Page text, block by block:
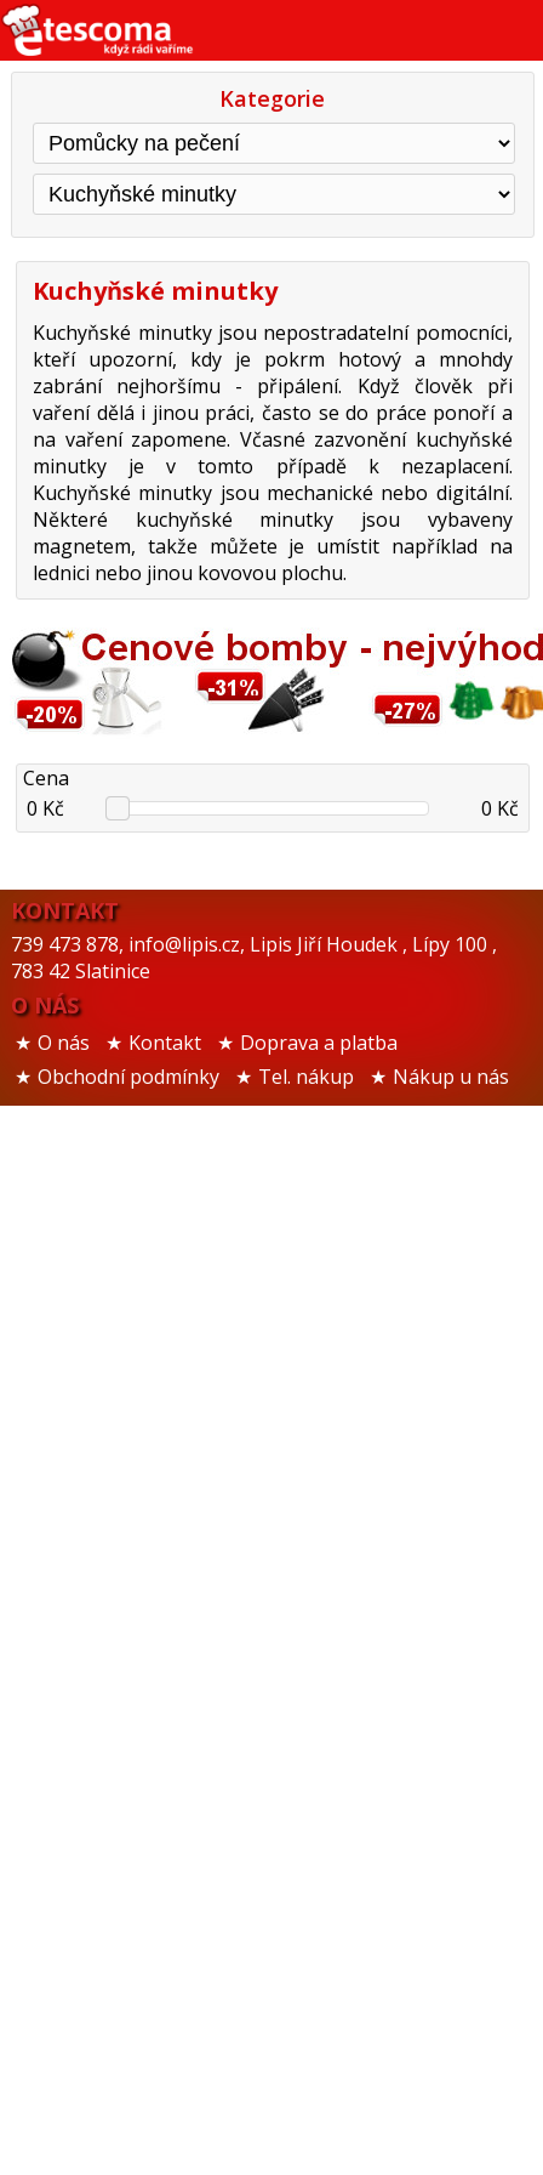
Kategorie
Kuchyňské minutky
Kuchyňské minutky jsou nepostradatelní pomocníci,
kteří upozorní, kdy je pokrm hotový a mnohdy
zabrání nejhoršímu - připálení. Když člověk při
vaření dělá i jinou práci, často se do práce ponoří a
na vaření zapomene. Včasné zazvonění kuchyňské
minutky je v tomto případě k nezaplacení.
Kuchyňské minutky jsou mechanické nebo digitální.
Některé kuchyňské minutky jsou vybaveny
magnetem, takže můžete je umístit například na
lednici nebo jinou kovovou plochu.
Cena
0 Kč
0 Kč
KONTAKT
739 473 878, info@lipis.cz, Lipis Jiří Houdek , Lípy 100 ,
783 42 Slatinice
O NÁS
O nás Kontakt
Doprava a platba
Obchodní podmínky
Tel. nákup Nákup u nás